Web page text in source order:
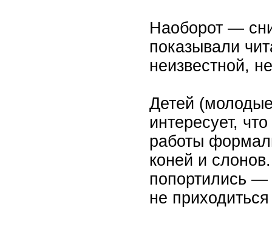
Наоборот —
показывали
неизвестной,
Детей
интересует,
работы
коней и
попортились —
не